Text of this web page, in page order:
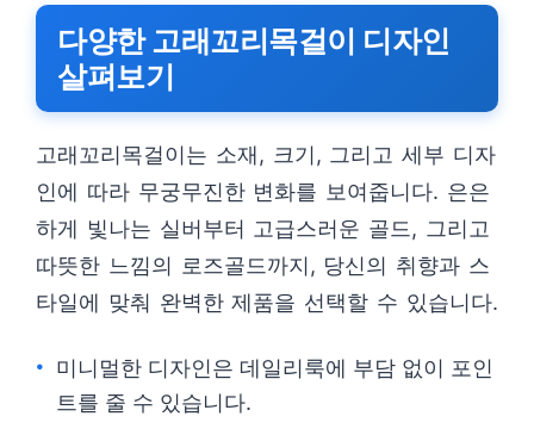
다양한 고래꼬리목걸이 디자인
살펴보기
고래꼬리목걸이는 소재, 크기, 그리고 세부 디자
인에 따라 무궁무진한 변화를 보여줍니다. 은은
하게 빛나는 실버부터 고급스러운 골드, 그리고
따뜻한 느낌의 로즈골드까지, 당신의 취향과 스
타일에 맞춰 완벽한 제품을 선택할 수 있습니다.
미니멀한 디자인은 데일리룩에 부담 없이 포인
트를 줄 수 있습니다.